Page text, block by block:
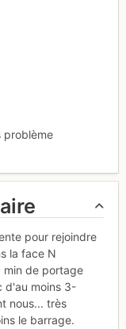
problème
pour rejoindre
la face N
min de portage
d'au moins 3-
nous... très
le barrage.